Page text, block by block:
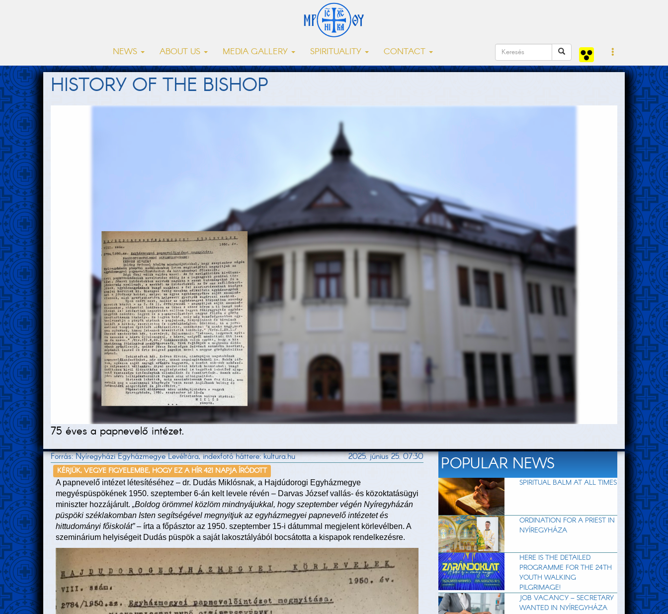
NEWS ABOUT US MEDIA GALLERY SPIRITUALITY CONTACT
HISTORY OF THE BISHOP
75 éves a papnevelő intézet.
Forrás: Nyíregyházi Egyházmegye Levéltára, indexfotó háttere: kultura.hu 2025. június 25. 07:30
KÉRJÜK, VEGYE FIGYELEMBE, HOGY EZ A HÍR 421 NAPJA ÍRÓDOTT
A papnevelő intézet létesítéséhez – dr. Dudás Miklósnak, a Hajdúdorogi Egyházmegye
megyéspüspökének 1950. szeptember 6-án kelt levele révén – Darvas József vallás- és közoktatásügyi
miniszter hozzájárult. „Boldog örömmel közlöm mindnyájukkal, hogy szeptember végén Nyíregyházán
püspöki széklakomban Isten segítségével megnyitjuk az egyházmegyei papnevelő intézetet és
hittudományi főiskolát”– írta a főpásztor az 1950. szeptember 15-i dátummal megjelent körlevélben. A
szeminárium helyiségeit Dudás püspök a saját lakosztályából bocsátotta a kispapok rendelkezésre.
POPULAR NEWS
SPIRITUAL BALM AT ALL TIMES
ORDINATION FOR A PRIEST IN
NYÍREGYHÁZA
HERE IS THE DETAILED
PROGRAMME FOR THE 24TH
YOUTH WALKING
PILGRIMAGE!
JOB VACANCY – SECRETARY
WANTED IN NYÍREGYHÁZA